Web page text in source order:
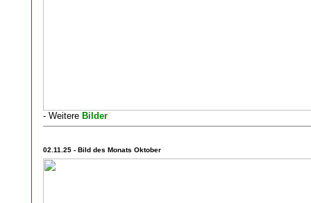
- Weitere Bilder
02.11.25 - Bild des Monats Oktober